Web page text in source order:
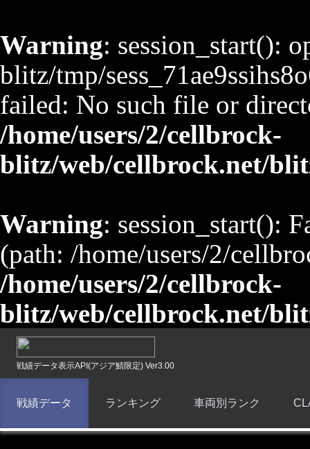
Warning: session_start():
blitz/tmp/
failed: No such file or
/home/users/2/cellbrock-
blitz/web/cellbrock.net/
Warning: session_start():
(path: /home/users/2/
/home/users/2/cellbrock-
blitz/web/cellbrock.net/
戦績データ表示API(アジア鯖限定) Ver3.00
戦績データ ランキング 車両別ランク